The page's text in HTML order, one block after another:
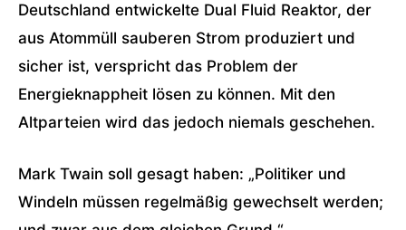
Deutschland entwickelte Dual Fluid Reaktor, der
aus Atommüll sauberen Strom produziert und
sicher ist, verspricht das Problem der
Energieknappheit lösen zu können. Mit den
Altparteien wird das jedoch niemals geschehen.
Mark Twain soll gesagt haben: „Politiker und
Windeln müssen regelmäßig gewechselt werden;